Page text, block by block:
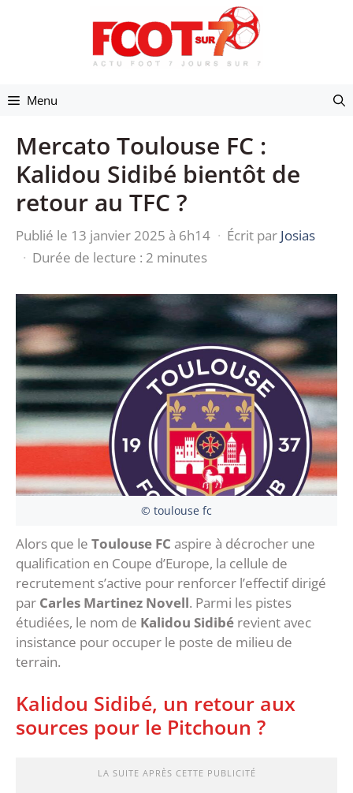
Menu
Mercato Toulouse FC :
Kalidou Sidibé bientôt de
retour au TFC ?
Publié le 13 janvier 2025 à 6h14 · Écrit par Josias
· Durée de lecture : 2 minutes
© toulouse fc
Alors que le Toulouse FC aspire à décrocher une
qualification en Coupe d’Europe, la cellule de
recrutement s’active pour renforcer l’effectif dirigé
par Carles Martinez Novell. Parmi les pistes
étudiées, le nom de Kalidou Sidibé revient avec
insistance pour occuper le poste de milieu de
terrain.
Kalidou Sidibé, un retour aux
sources pour le Pitchoun ?
LA SUITE APRÈS CETTE PUBLICITÉ